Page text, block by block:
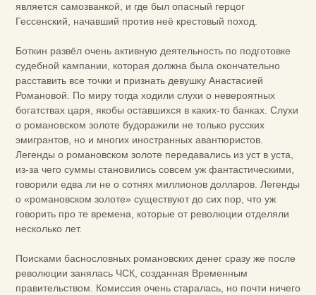
является самозванкой, и где был опасный герцог
Гессенский, начавший против неё крестовый поход.
Боткин развёл очень активную деятельность по подготовке
судебной кампании, которая должна была окончательно
расставить все точки и признать девушку Анастасией
Романовой. По миру тогда ходили слухи о невероятных
богатствах царя, якобы оставшихся в каких-то банках. Слухи
о романовском золоте будоражили не только русских
эмигрантов, но и многих иностранных авантюристов.
Легенды о романовском золоте передавались из уст в уста,
из-за чего суммы становились совсем уж фантастическими,
говорили едва ли не о сотнях миллионов долларов. Легенды
о «романовском золоте» существуют до сих пор, что уж
говорить про те времена, которые от революции отделяли
несколько лет.
Поисками баснословных романовских денег сразу же после
революции занялась ЧСК, созданная Временным
правительством. Комиссия очень старалась, но почти ничего